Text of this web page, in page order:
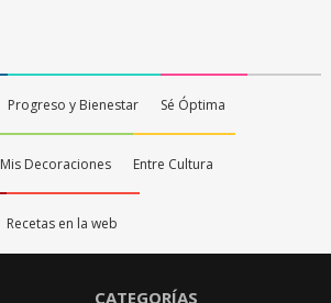
Progreso y Bienestar Sé Óptima
Mis Decoraciones Entre Cultura
Recetas en la web
CATEGORÍAS